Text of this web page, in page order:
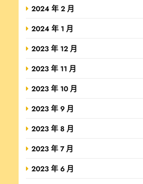
2024 年 2 月
2024 年 1 月
2023 年 12 月
2023 年 11 月
2023 年 10 月
2023 年 9 月
2023 年 8 月
2023 年 7 月
2023 年 6 月